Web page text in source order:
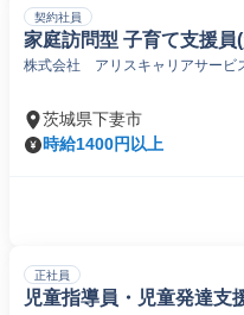
契約社員
家庭訪問型 子育て支援員
株式会社 アリスキャリアサービ
茨城県下妻市
時給1400円以上
正社員
児童指導員・児童発達支